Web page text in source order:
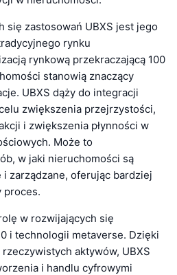
się zastosowań UBXS jest jego
rynku
rynkową przekraczającą 100
stanowią znaczący
UBXS dąży do integracji
zwiększenia przejrzystości,
i zwiększenia płynności w
Może to
w jaki nieruchomości są
zarządzane, oferując bardziej
proces.
w rozwijających się
i technologii metaverse. Dzięki
aktywów, UBXS
i handlu cyfrowymi